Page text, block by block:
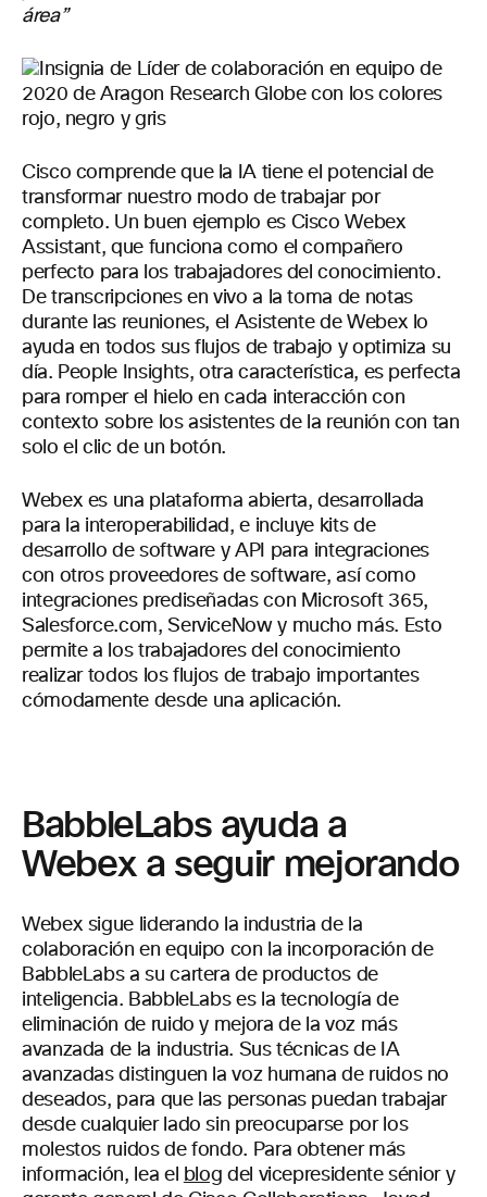
área”
Cisco comprende que la IA tiene el potencial de
transformar nuestro modo de trabajar por
completo. Un buen ejemplo es Cisco Webex
Assistant, que funciona como el compañero
perfecto para los trabajadores del conocimiento.
De transcripciones en vivo a la toma de notas
durante las reuniones, el Asistente de Webex lo
ayuda en todos sus flujos de trabajo y optimiza su
día. People Insights, otra característica, es perfecta
para romper el hielo en cada interacción con
contexto sobre los asistentes de la reunión con tan
solo el clic de un botón.
Webex es una plataforma abierta, desarrollada
para la interoperabilidad, e incluye kits de
desarrollo de software y API para integraciones
con otros proveedores de software, así como
integraciones prediseñadas con Microsoft 365,
Salesforce.com, ServiceNow y mucho más. Esto
permite a los trabajadores del conocimiento
realizar todos los flujos de trabajo importantes
cómodamente desde una aplicación.
BabbleLabs ayuda a
Webex a seguir mejorando
Webex sigue liderando la industria de la
colaboración en equipo con la incorporación de
BabbleLabs a su cartera de productos de
inteligencia. BabbleLabs es la tecnología de
eliminación de ruido y mejora de la voz más
avanzada de la industria. Sus técnicas de IA
avanzadas distinguen la voz humana de ruidos no
deseados, para que las personas puedan trabajar
desde cualquier lado sin preocuparse por los
molestos ruidos de fondo. Para obtener más
información, lea el blog del vicepresidente sénior y